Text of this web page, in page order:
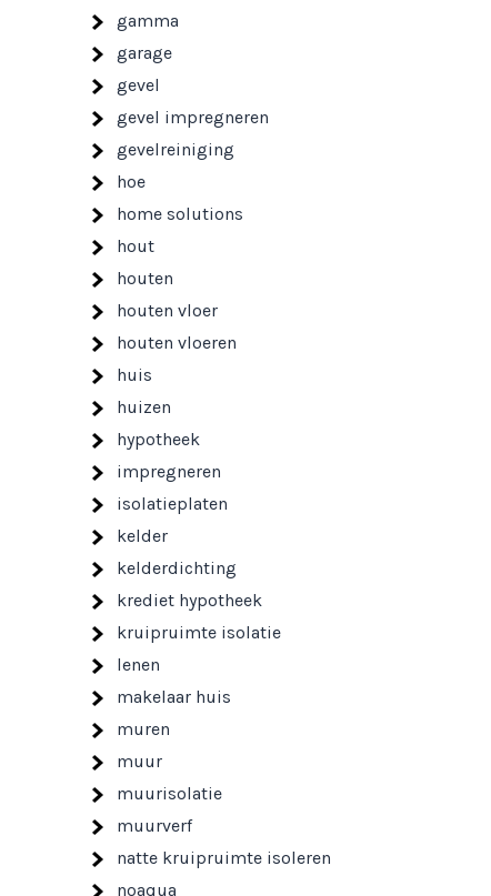
gamma
garage
gevel
gevel impregneren
gevelreiniging
hoe
home solutions
hout
houten
houten vloer
houten vloeren
huis
huizen
hypotheek
impregneren
isolatieplaten
kelder
kelderdichting
krediet hypotheek
kruipruimte isolatie
lenen
makelaar huis
muren
muur
muurisolatie
muurverf
natte kruipruimte isoleren
noaqua